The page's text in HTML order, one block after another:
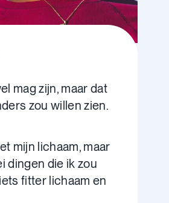
mag zijn, maar dat
zou willen zien.
mijn lichaam, maar
dingen die ik zou
fitter lichaam en